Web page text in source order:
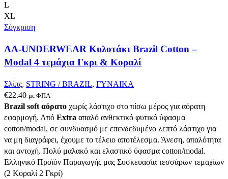
επιλογές
να
επιλεγούν
σελίδα
του
προϊόντος
L
XL
Σύγκριση
AA-UNDERWEAR Κυλοτάκι Brazil Cotton –
Modal 4 τεμάχια Γκρι & Κοραλί
Σλίπς, STRING / BRAZIL, ΓΥΝΑΙΚΑ
€22.40 με ΦΠΑ
Brazil soft αόρατο χωρίς λάστιχο στο πίσω μέρος για αόρατη
εφαρμογή. Από Extra απαλό ανθεκτικό φυτικό ύφασμα
cotton/modal, σε συνδυασμό με επενδεδυμένο λεπτό λάστιχο για
να μη διαγράφει, έχουμε το τέλειο αποτέλεσμα. Άνεση, απαλότητα
και αντοχή. Πολύ μαλακό και ελαστικό ύφασμα cotton/modal.
Ελληνικό Προϊόν Παραγωγής μας Συσκευασία τεσσάρων τεμαχίων
(2 Κοραλί 2 Γκρί)